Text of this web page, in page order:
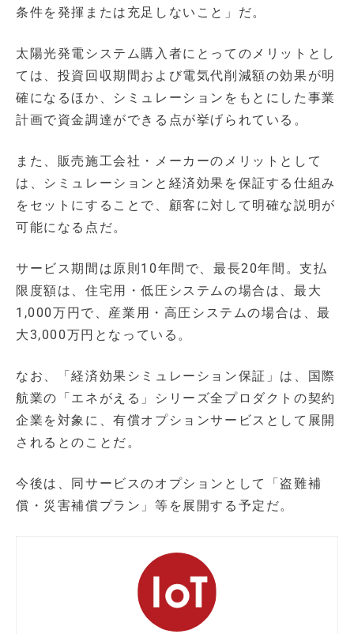
条件を発揮または充足しないこと」だ。
太陽光発電システム購入者にとってのメリットとし
ては、投資回収期間および電気代削減額の効果が明
確になるほか、シミュレーションをもとにした事業
計画で資金調達ができる点が挙げられている。
また、販売施工会社・メーカーのメリットとして
は、シミュレーションと経済効果を保証する仕組み
をセットにすることで、顧客に対して明確な説明が
可能になる点だ。
サービス期間は原則10年間で、最長20年間。支払
限度額は、住宅用・低圧システムの場合は、最大
1,000万円で、産業用・高圧システムの場合は、最
大3,000万円となっている。
なお、「経済効果シミュレーション保証」は、国際
航業の「エネがえる」シリーズ全プロダクトの契約
企業を対象に、有償オプションサービスとして展開
されるとのことだ。
今後は、同サービスのオプションとして「盗難補
償・災害補償プラン」等を展開する予定だ。